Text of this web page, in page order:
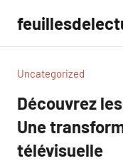
contenu
Uncategorized
Découvrez
Une
télévisuelle